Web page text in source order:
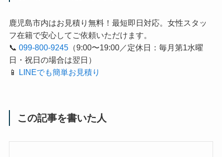
鹿児島市内はお見積り無料！最短即日対応。女性スタッ
フ在籍で安心してご依頼いただけます。
📞 099-800-9245（9:00〜19:00／定休日：毎月第1水曜
日・祝日の場合は翌日）
📱 LINEでも簡単お見積り
この記事を書いた人